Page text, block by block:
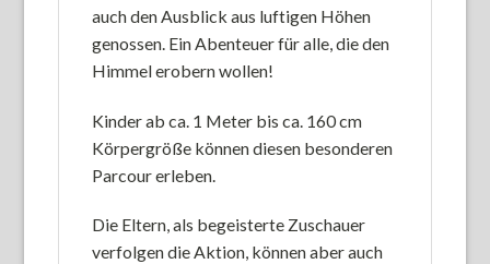
auch den Ausblick aus luftigen Höhen
genossen. Ein Abenteuer für alle, die den
Himmel erobern wollen!
Kinder ab ca. 1 Meter bis ca. 160 cm
Körpergröße können diesen besonderen
Parcour erleben.
Die Eltern, als begeisterte Zuschauer
verfolgen die Aktion, können aber auch